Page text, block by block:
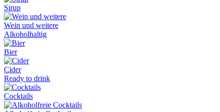
Sirup
Wein und weitere
Alkoholhaltig
Bier
Cider
Ready to drink
Cocktails